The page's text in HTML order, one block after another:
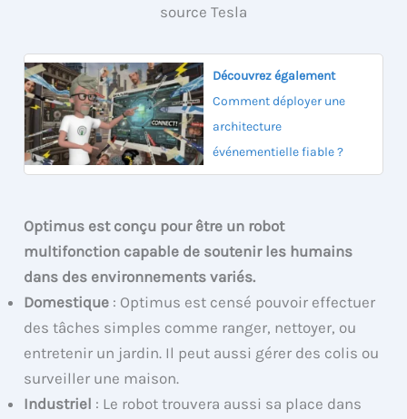
source Tesla
Découvrez également
Comment déployer une
architecture
événementielle fiable ?
Optimus est conçu pour être un robot
multifonction capable de soutenir les humains
dans des environnements variés.
Domestique : Optimus est censé pouvoir effectuer
des tâches simples comme ranger, nettoyer, ou
entretenir un jardin. Il peut aussi gérer des colis ou
surveiller une maison.
Industriel : Le robot trouvera aussi sa place dans